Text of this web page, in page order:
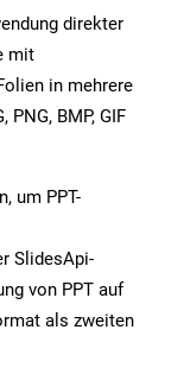
direkter
mit
in mehrere
BMP, GIF
um PPT-
SlidesApi-
von PPT auf
als zweiten